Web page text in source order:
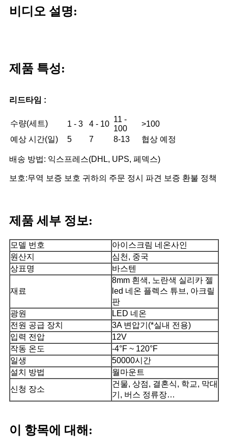
비디오 설명:
제품 특성:
리드타임 :
수량(세트) 1 - 3 4 - 10
11 -
100
>100
예상 시간(일)
5 7 8-13 협상 예정
배송 방법: 익스프레스(DHL, UPS, 페덱스)
보호:무역 보증 보호 귀하의 주문 정시 파견 보증 환불 정책
제품 세부 정보:
모델 번호
아이스크림 네온사인
원산지
심천, 중국
상표명
바스텐
재료
8mm 흰색, 노란색 실리카 젤
led 네온 플렉스 튜브, 아크릴
판
광원
LED 네온
전원 공급 장치
3A 변압기(*실내 전용)
입력 전압
12V
작동 온도
-4°F ~ 120°F
일생
50000시간
설치 방법
월마운트
신청 장소
건물, 상점, 결혼식, 학교, 막대
기, 버스 정류장…
이 항목에 대해: